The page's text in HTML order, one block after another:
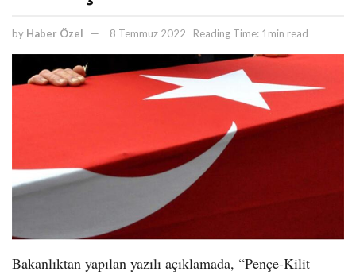
by Haber Özel 8 Temmuz 2022 Reading Time: 1min read
Bakanlıktan yapılan yazılı açıklamada, “Pençe-Kilit